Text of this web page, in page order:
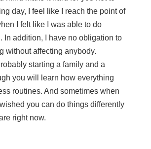
day, I feel like I reach the point of
I felt like I was able to do
In addition, I have no obligation to
without affecting anybody.
starting a family and a
you will learn how everything
routines. And sometimes when
you can do things differently
right now.